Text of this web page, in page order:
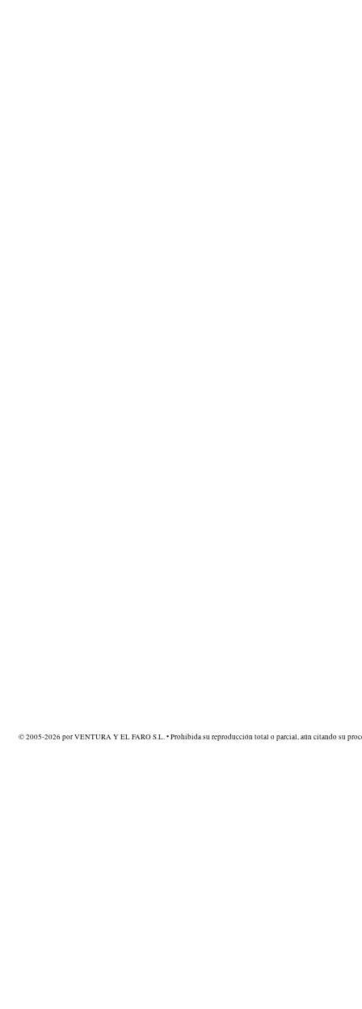
© 2005-2026 por VENTURA Y EL FARO S.L. • Prohibida su reproducción total o parcial, aún citando su